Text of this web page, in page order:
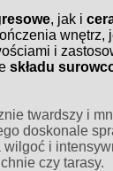
, jak i
wnętrz,
i
składu
twardszy i
doskonale
wilgoć i
czy tarasy.